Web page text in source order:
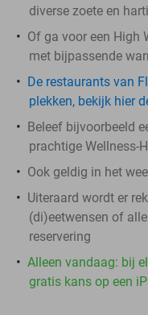
diverse zoete en
Of ga voor een High
met bijpassende
De restaurants van
plekken, bekijk hier
Beleef bijvoorbeeld
prachtige Wellness-
Ook geldig in het
Uiteraard wordt er
(di)eetwensen of
reservering
Alleen vandaag: bij
gratis kans op een